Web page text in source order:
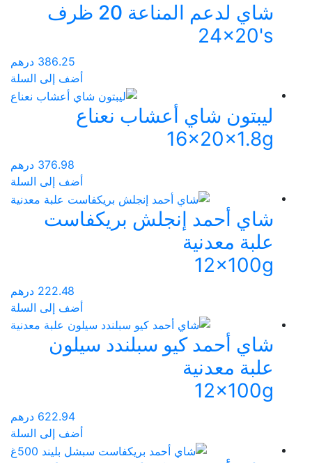
شاي لدعم المناعة 20 ظرف
24x20's
386.25 درهم
أضف إلى السلة
ليبتون شاي أعشاب نعناع
16x20x1.8g
376.98 درهم
أضف إلى السلة
شاي أحمد إنجلش بريكفاست
علبة معدنية
12x100g
222.48 درهم
أضف إلى السلة
شاي أحمد كيو سبلندد سيلون
علبة معدنية
12x100g
622.94 درهم
أضف إلى السلة